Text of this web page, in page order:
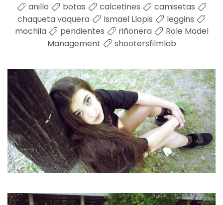
anillo
botas calcetines
camisetas
chaqueta vaquera
Ismael Llopis
leggins
mochila
pendientes riñonera
Role Model
Management
shootersfilmlab